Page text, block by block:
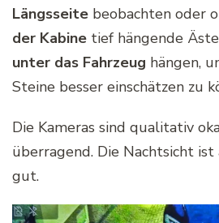
Längsseite beobachten oder
der Kabine tief hängende
unter das Fahrzeug hängen,
Steine besser einschätzen zu
Die Kameras sind qualitativ
überragend. Die Nachtsicht
gut.